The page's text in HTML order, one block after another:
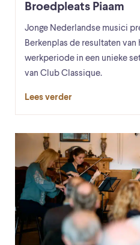
Broedpleats Piaam
Jonge Nederlandse musici
Berkenplas de resultaten
werkperiode in een unieke
van Club Classique.
Lees verder